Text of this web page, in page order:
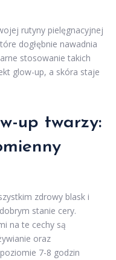
rutyny pielęgnacyjnej
dogłębnie nawadnia
stosowanie takich
glow-up, a skóra staje
up twarzy:
zdrowy blask i
stanie cery.
na te cechy są
oraz
7-8 godzin